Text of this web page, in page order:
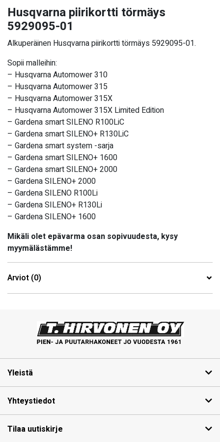
Husqvarna piirikortti törmäys
5929095-01
Alkuperäinen Husqvarna piirikortti törmäys 5929095-01.
Sopii malleihin:
– Husqvarna Automower 310
– Husqvarna Automower 315
– Husqvarna Automower 315X
– Husqvarna Automower 315X Limited Edition
– Gardena smart SILENO R100LiC
– Gardena smart SILENO+ R130LiC
– Gardena smart system -sarja
– Gardena smart SILENO+ 1600
– Gardena smart SILENO+ 2000
– Gardena SILENO+ 2000
– Gardena SILENO R100Li
– Gardena SILENO+ R130Li
– Gardena SILENO+ 1600
Mikäli olet epävarma osan sopivuudesta, kysy
myymälästämme!
Arviot (0)
Yleistä
Yhteystiedot
Tilaa uutiskirje